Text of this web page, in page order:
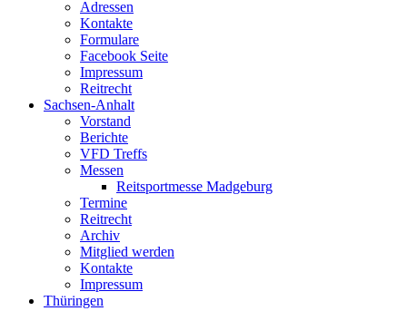
Adressen
Kontakte
Formulare
Facebook Seite
Impressum
Reitrecht
Sachsen-Anhalt
Vorstand
Berichte
VFD Treffs
Messen
Reitsportmesse Madgeburg
Termine
Reitrecht
Archiv
Mitglied werden
Kontakte
Impressum
Thüringen